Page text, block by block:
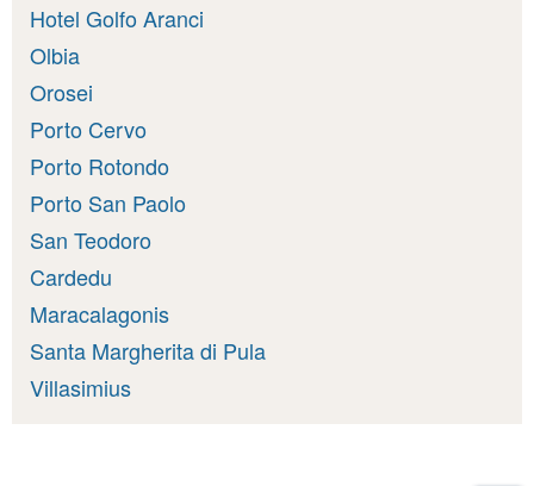
Hotel Golfo Aranci
Olbia
Orosei
Porto Cervo
Porto Rotondo
Porto San Paolo
San Teodoro
Cardedu
Maracalagonis
Santa Margherita di Pula
Villasimius